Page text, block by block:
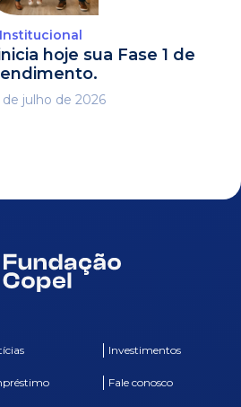
Institucional
hoje sua Fase 1 de
de julho de 2026
Investimentos
Fale conosco